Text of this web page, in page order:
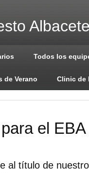
Todos los
de Verano Clinic de
el
al título de